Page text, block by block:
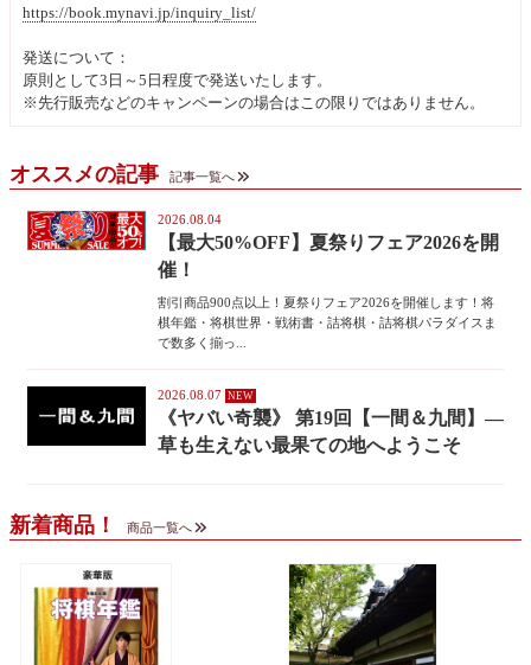
https://book.mynavi.jp/inquiry_list/
発送について：
原則として3日～5日程度で発送いたします。
※先行販売などのキャンペーンの場合はこの限りではありません。
オススメの記事 記事一覧へ
2026.08.04
【最大50%OFF】夏祭りフェア2026を開
催！
割引商品900点以上！夏祭りフェア2026を開催します！将
棋年鑑・将棋世界・戦術書・詰将棋・詰将棋パラダイスま
で数多く揃っ...
2026.08.07
《ヤバい奇襲》 第19回【一間＆九間】―
草も生えない最果ての地へようこそ
新着商品！ 商品一覧へ